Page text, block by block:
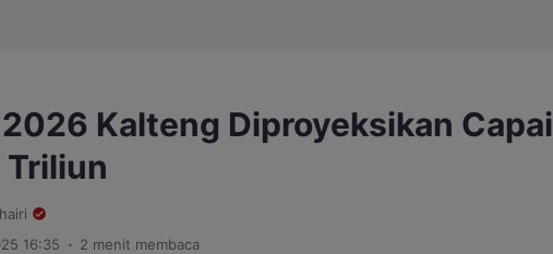
2026 Kalteng Diproyeksikan Capai
Triliun
16:35 . 2 menit membaca